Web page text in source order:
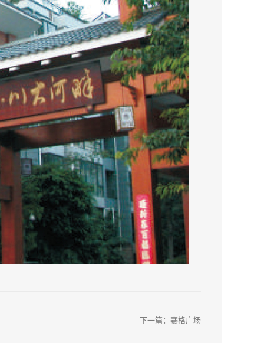
下一篇： 赛格广场